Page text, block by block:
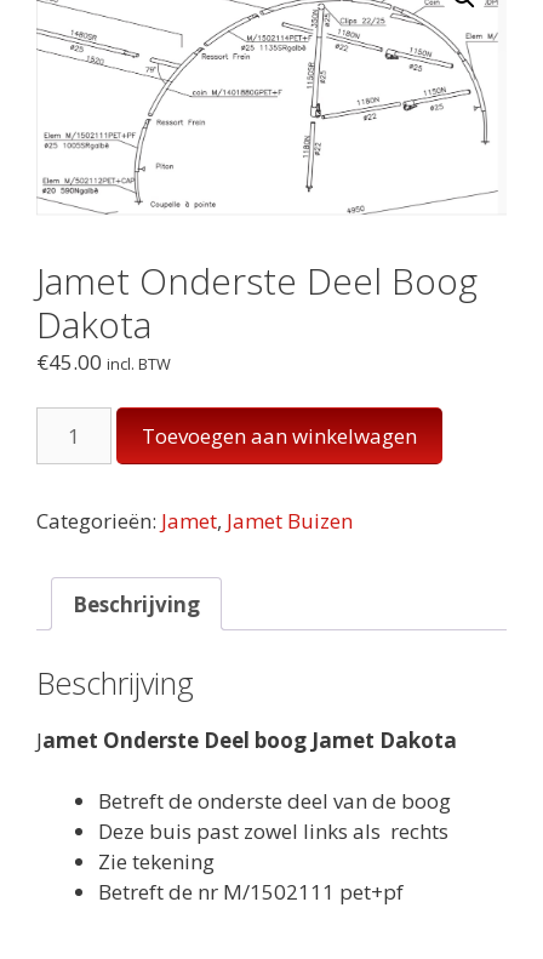
Jamet Onderste Deel Boog
Dakota
€45.00 incl. BTW
Onderste
Boog
Dakota
aantal
Toevoegen aan winkelwagen
Categorieën: Jamet, Jamet Buizen
Beschrijving
Beschrijving
Jamet Onderste Deel boog Jamet Dakota
Betreft de onderste deel van de boog
Deze buis past zowel links als rechts
Zie tekening
Betreft de nr M/1502111 pet+pf